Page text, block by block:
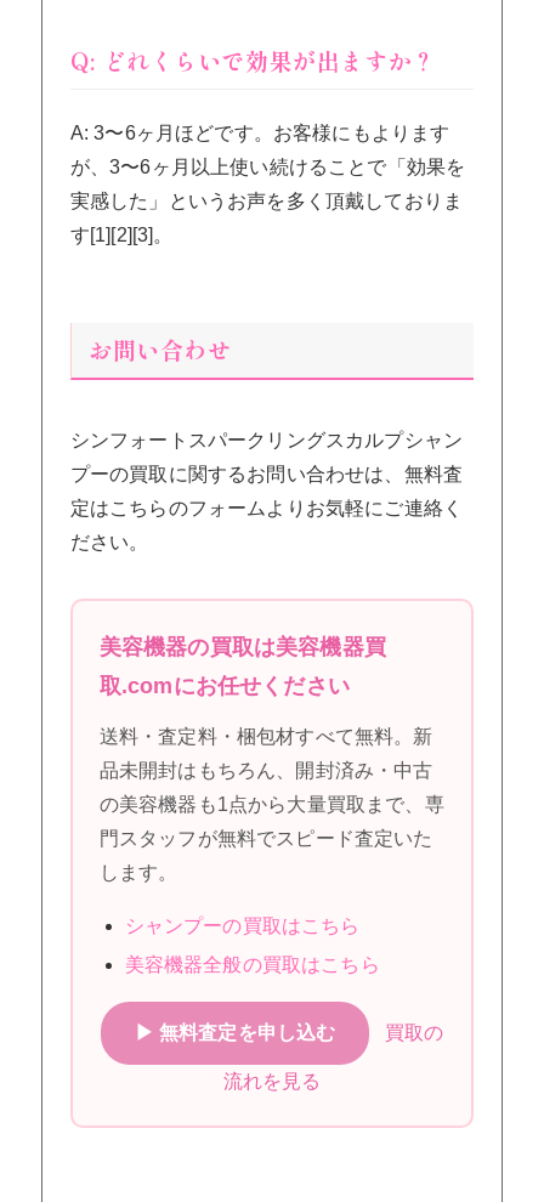
Q: どれくらいで効果が出ますか？
A: 3〜6ヶ月ほどです。お客様にもよります
が、3〜6ヶ月以上使い続けることで「効果を
実感した」というお声を多く頂戴しておりま
す[1][2][3]。
お問い合わせ
シンフォートスパークリングスカルプシャン
プーの買取に関するお問い合わせは、無料査
定はこちらのフォームよりお気軽にご連絡く
ださい。
美容機器の買取は美容機器買
取.comにお任せください
送料・査定料・梱包材すべて無料。新
品未開封はもちろん、開封済み・中古
の美容機器も1点から大量買取まで、専
門スタッフが無料でスピード査定いた
します。
シャンプーの買取はこちら
美容機器全般の買取はこちら
▶ 無料査定を申し込む 買取の
流れを見る